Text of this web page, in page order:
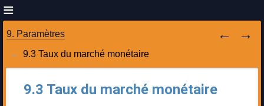
9. Paramètres
9.3 Taux du marché monétaire
9.3 Taux du marché monétaire